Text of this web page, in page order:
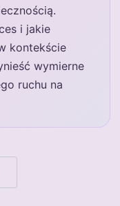
i jakie
kontekście
wymierne
ruchu na